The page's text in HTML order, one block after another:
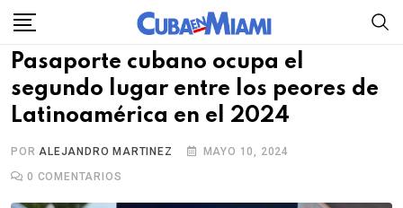
Skip
content
Pasaporte cubano ocupa el
segundo lugar entre los peores de
Latinoamérica en el 2024
PORALEJANDRO MARTINEZ
MAYO 10, 2024
0 COMENTARIOS